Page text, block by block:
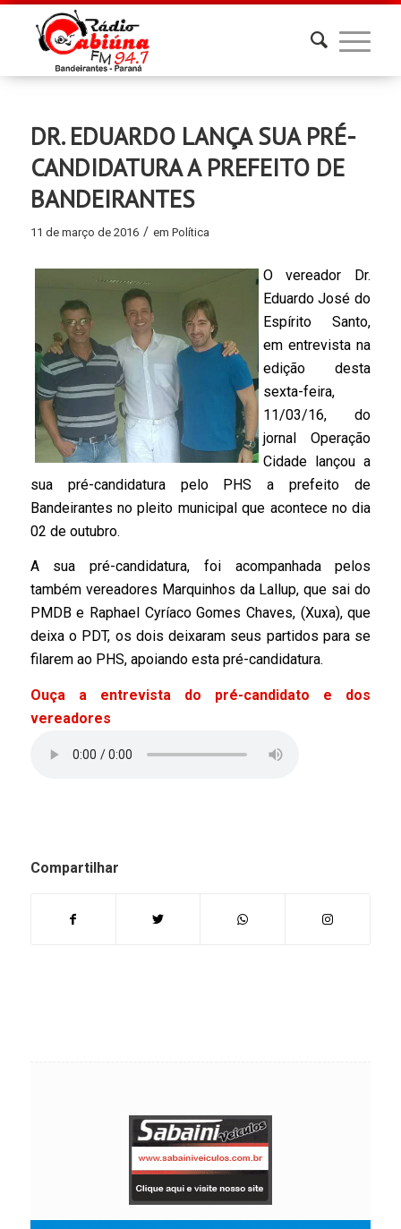
DR. EDUARDO LANÇA SUA PRÉ-
CANDIDATURA A PREFEITO DE
BANDEIRANTES
11 de março de 2016 / em Política
O vereador Dr.
Eduardo José do
Espírito Santo,
em entrevista na
edição desta
sexta-feira,
11/03/16, do
jornal Operação
Cidade lançou a
sua pré-candidatura pelo PHS a prefeito de
Bandeirantes no pleito municipal que acontece no dia
02 de outubro.
A sua pré-candidatura, foi acompanhada pelos
também vereadores Marquinhos da Lallup, que sai do
PMDB e Raphael Cyríaco Gomes Chaves, (Xuxa), que
deixa o PDT, os dois deixaram seus partidos para se
filarem ao PHS, apoiando esta pré-candidatura.
Ouça a entrevista do pré-candidato e dos
vereadores
Compartilhar